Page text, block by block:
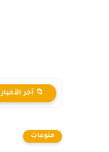
📁 آخر الأخبار
منوعات